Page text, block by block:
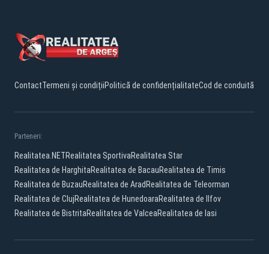
ContactTermeni și condițiiPolitică de confidențialitateCod de conduită
Parteneri:
Realitatea.NETRealitatea SportivaRealitatea Star
Realitatea de HarghitaRealitatea de BacauRealitatea de Timis
Realitatea de BuzauRealitatea de Arad Realitatea de Teleorman
Realitatea de ClujRealitatea de HunedoaraRealitatea de Ilfov
Realitatea de BistritaRealitatea de ValceaRealitatea de Iasi